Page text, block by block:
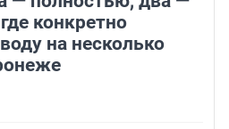
конкретно
на несколько